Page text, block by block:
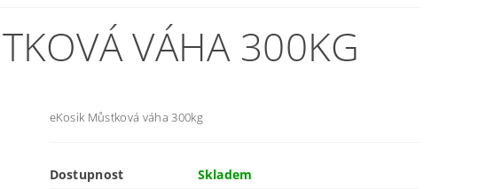
VÁHA 300KG
eKosik Můstková váha 300kg
Dostupnost Skladem